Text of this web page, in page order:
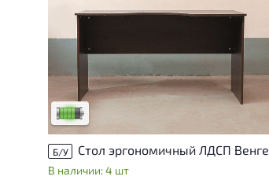
У товара присутствуют незначительные
следы эксплуатации, не влияющие на
удобство его использования
Низкая степень износа
Б/У Стол эргономичный ЛДСП Венге
В наличии: 4 шт